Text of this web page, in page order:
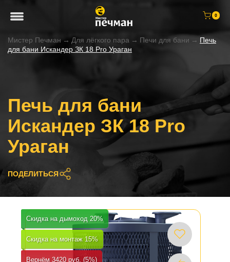
0
Мистер Печман → Для лёгкого пара → Печи для бани → Печь
для бани Искандер ЗК 18 Pro Ураган
Печь для бани
Искандер ЗК 18 Pro
Ураган
ПОДЕЛИТЬСЯ
Скидка на дымоход 20%
Скидка на монтаж 15%
Вернём 3420 руб. (5%)